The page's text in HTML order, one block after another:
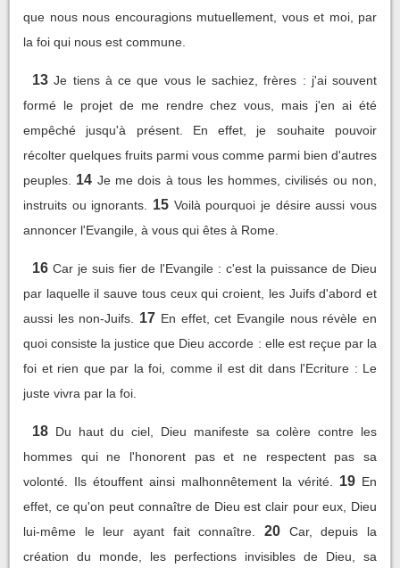
que nous nous encouragions mutuellement, vous et moi, par
la foi qui nous est commune.
13 Je tiens à ce que vous le sachiez, frères : j'ai souvent
formé le projet de me rendre chez vous, mais j'en ai été
empêché jusqu'à présent. En effet, je souhaite pouvoir
récolter quelques fruits parmi vous comme parmi bien d'autres
peuples.
14 Je me dois à tous les hommes, civilisés ou non,
instruits ou ignorants.
15 Voilà pourquoi je désire aussi vous
annoncer l'Evangile, à vous qui êtes à Rome.
16 Car je suis fier de l'Evangile : c'est la puissance de Dieu
par laquelle il sauve tous ceux qui croient, les Juifs d'abord et
aussi les non-Juifs.
17 En effet, cet Evangile nous révèle en
quoi consiste la justice que Dieu accorde : elle est reçue par la
foi et rien que par la foi, comme il est dit dans l'Ecriture : Le
juste vivra par la foi.
18 Du haut du ciel, Dieu manifeste sa colère contre les
hommes qui ne l'honorent pas et ne respectent pas sa
volonté. Ils étouffent ainsi malhonnêtement la vérité.
19 En
effet, ce qu'on peut connaître de Dieu est clair pour eux, Dieu
lui-même le leur ayant fait connaître.
20
Car, depuis la
création du monde, les perfections invisibles de Dieu, sa